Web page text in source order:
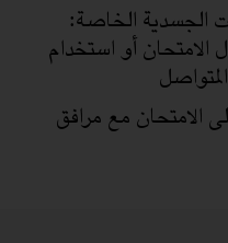
الجسدية الخاصة:
أو استخدام
الامتحان مع مرافق